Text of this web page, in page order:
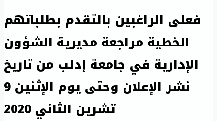
فعلى الراغبين بالتقدم بطلباتهم
الخطية مراجعة مديرية الشؤون
الإدارية في جامعة إدلب من تاريخ
نشر الإعلان وحتى يوم الإثنين 9
تشرين الثاني 2020